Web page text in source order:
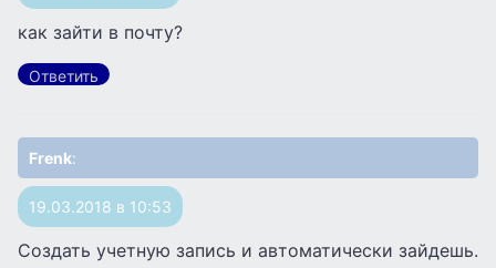
как зайти в почту?
Ответить
Frenk:
19.03.2018 в 10:53
Создать учетную запись и автоматически зайдешь.